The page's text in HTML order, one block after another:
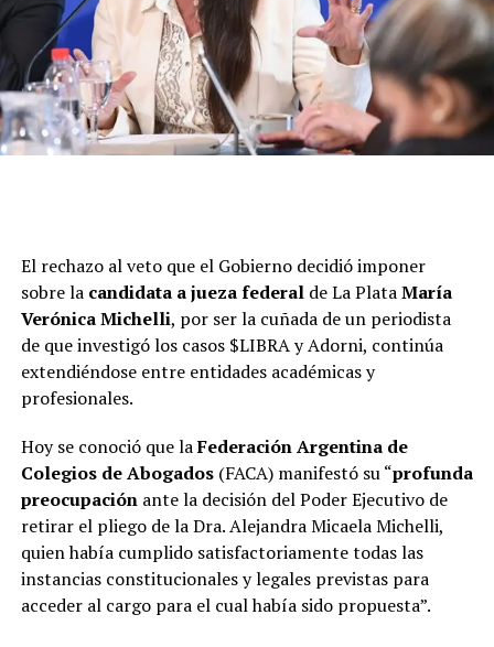
El rechazo al veto que el Gobierno decidió imponer
sobre la candidata a jueza federalde La PlataMaría
Verónica Michelli, por ser la cuñada de un periodista
de que investigó los casos $LIBRA y Adorni, continúa
extendiéndose entre entidades académicas y
profesionales.
Hoy se conoció que laFederación Argentina de
Colegios de Abogados(FACA) manifestó su “profunda
preocupaciónante la decisión del Poder Ejecutivo de
retirar el pliego de la Dra. Alejandra Micaela Michelli,
quien había cumplido satisfactoriamente todas las
instancias constitucionales y legales previstas para
acceder al cargo para el cual había sido propuesta”.